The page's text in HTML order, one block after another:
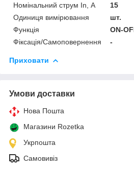
Номінальний струм In, А
15
Одиниця вимірювання
шт.
Функція
ON-
Фіксація/Самоповернення
-
Приховати
Умови доставки
Нова Пошта
Магазини Rozetka
Укрпошта
Самовивіз